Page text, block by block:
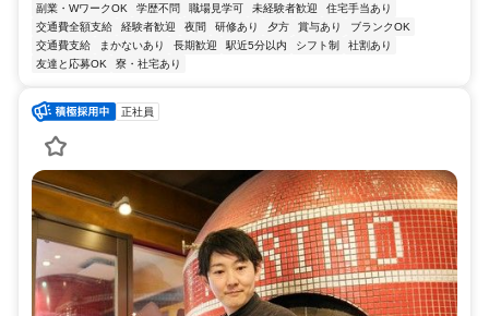
副業・WワークOK 学歴不問 職場見学可 未経験者歓迎
住宅手当あり
交通費全額支給
経験者歓迎 夜間 研修あり 夕方 賞与あり
ブランクOK
交通費支給
まかないあり 長期歓迎 駅近5分以内 シフト制
社割あり
友達と応募OK
寮・社宅あり
正社員